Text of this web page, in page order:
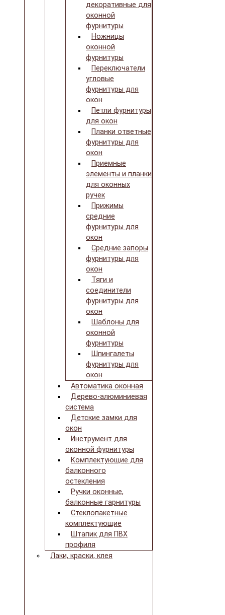
декоративные для
оконной
фурнитуры
Ножницы
оконной
фурнитуры
Переключатели
угловые
фурнитуры для
окон
Петли фурнитуры
для окон
Планки ответные
фурнитуры для
окон
Приемные
элементы и планки
для оконных
ручек
Прижимы
средние
фурнитуры для
окон
Средние запоры
фурнитуры для
окон
Тяги и
соединители
фурнитуры для
окон
Шаблоны для
оконной
фурнитуры
Шпингалеты
фурнитуры для
окон
Автоматика оконная
Дерево-алюминиевая
система
Детские замки для
окон
Инструмент для
оконной фурнитуры
Комплектующие для
балконного
остекления
Ручки оконные,
балконные гарнитуры
Стеклопакетные
комплектующие
Штапик для ПВХ
профиля
Лаки, краски, клея